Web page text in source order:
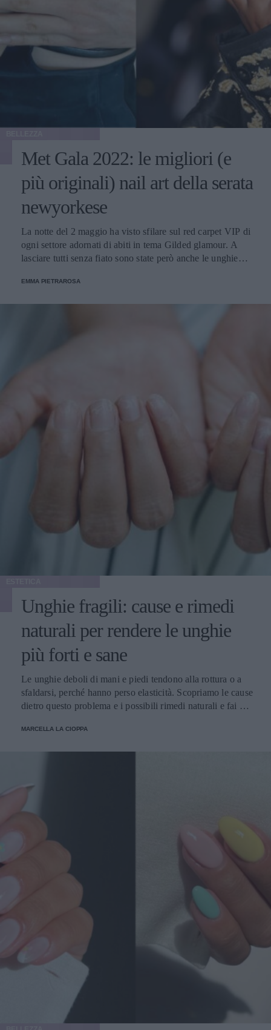
Met Gala 2022: le migliori (e
più originali) nail art della serata
newyorkese
La notte del 2 maggio ha visto sfilare sul red carpet VIP di
ogni settore adornati di abiti in tema Gilded glamour. A
lasciare tutti senza fiato sono state però anche le unghie
EMMA PIETRAROSA
Unghie fragili: cause e rimedi
naturali per rendere le unghie
più forti e sane
Le unghie deboli di mani e piedi tendono alla rottura o a
sfaldarsi, perché hanno perso elasticità. Scopriamo le cause
dietro questo problema e i possibili rimedi naturali e fai da
MARCELLA LA CIOPPA